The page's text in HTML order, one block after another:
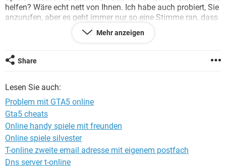
helfen? Wäre echt nett von Ihnen. Ich habe auch probiert, Sie
anzurufen, aber es geht immer nur so eine Stimme ran, dass
ich auf eine Seite gehen soll. Aber ich würde das Problem
gerne am Telefon schildern. Könnten sie mir vielleicht eine
Mit LG Marco Sungen
Mehr anzeigen
Share
Lesen Sie auch:
Problem mit GTA5 online
Gta5 cheats
Online handy spiele mit freunden
Online spiele silvester
T-online zweite email adresse mit eigenem postfach
Dns server t-online